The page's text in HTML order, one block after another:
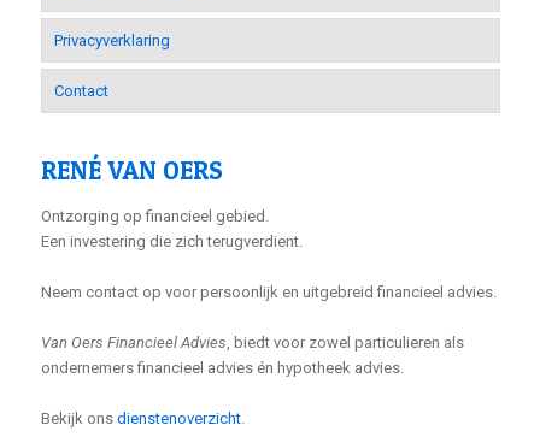
Privacyverklaring
Contact
RENÉ VAN OERS
Ontzorging op financieel gebied.
Een investering die zich terugverdient.
Neem contact op voor persoonlijk en uitgebreid financieel advies.
Van Oers Financieel Advies , biedt voor zowel particulieren als
ondernemers financieel advies én hypotheek advies.
Bekijk ons dienstenoverzicht.